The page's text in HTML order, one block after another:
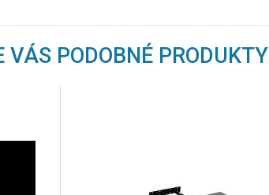
PODOBNÉ PRODUKTY